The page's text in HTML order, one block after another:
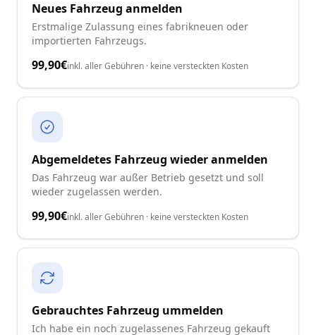
Neues Fahrzeug anmelden
Erstmalige Zulassung eines fabrikneuen oder
importierten Fahrzeugs.
99,90€inkl. aller Gebühren · keine versteckten Kosten
Abgemeldetes Fahrzeug wieder anmelden
Das Fahrzeug war außer Betrieb gesetzt und soll
wieder zugelassen werden.
99,90€inkl. aller Gebühren · keine versteckten Kosten
Gebrauchtes Fahrzeug ummelden
Ich habe ein noch zugelassenes Fahrzeug gekauft